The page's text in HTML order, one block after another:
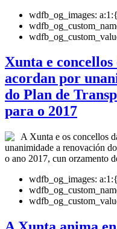
wdfb_og_images:
Xunta e
acordan por
do Plan de
para o 2017
A Xunta e os concellos
unanimidade a renovación
o ano 2017, cun orzamento
wdfb_og_images: